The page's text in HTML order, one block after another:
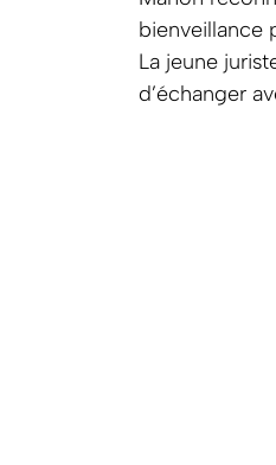
bienveillance
La jeune
d’échanger